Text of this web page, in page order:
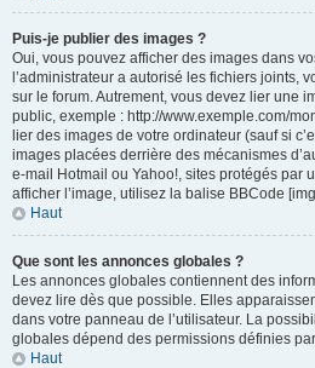
Puis-je publier des images ?
Oui, vous pouvez afficher des images dans
l’administrateur a autorisé les fichiers joints,
sur le forum. Autrement, vous devez lier une
public, exemple : http://www.exemple.com/
lier des images de votre ordinateur (sauf si
images placées derrière des mécanismes
e-mail Hotmail ou Yahoo!, sites protégés par
afficher l’image, utilisez la balise BBCode
Haut
Que sont les annonces globales ?
Les annonces globales contiennent des
devez lire dès que possible. Elles
dans votre panneau de l’utilisateur. La
globales dépend des permissions définies
Haut